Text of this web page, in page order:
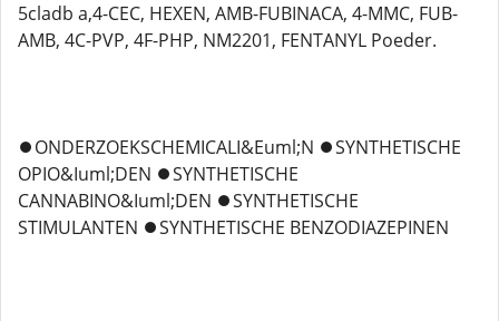
5cladb a,4-CEC, HEXEN, AMB-FUBINACA, 4-MMC, FUB-
AMB, 4C-PVP, 4F-PHP, NM2201, FENTANYL Poeder.
⏺️ONDERZOEKSCHEMICALI&Euml;N ⏺️SYNTHETISCHE
OPIO&Iuml;DEN ⏺️SYNTHETISCHE
CANNABINO&Iuml;DEN ⏺️SYNTHETISCHE
STIMULANTEN ⏺️SYNTHETISCHE BENZODIAZEPINEN